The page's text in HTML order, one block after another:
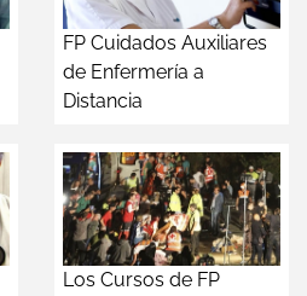
FP Cuidados Auxiliares
de Enfermería a
Distancia
Los Cursos de FP